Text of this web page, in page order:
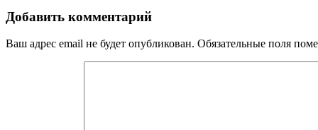
Добавить комментарий
Ваш адрес email не будет опубликован. Обязательные поля